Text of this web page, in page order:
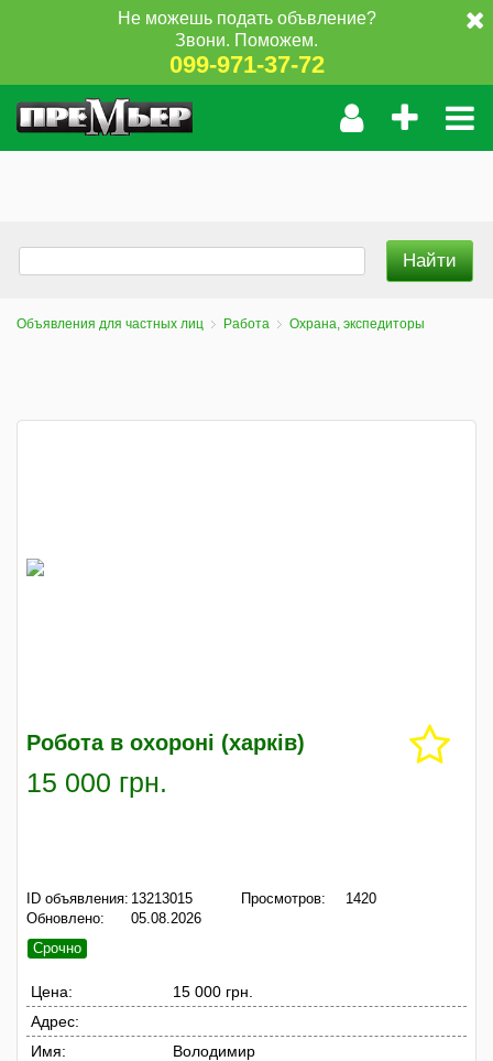
Не можешь подать объвление?
Звони. Поможем.
099-971-37-72
Объявления для частных лиц Работа Охрана, экспедиторы
Робота в охороні (харків)
15 000 грн.
ID объявления: 13213015
Обновлено:
05.08.2026
Просмотров: 1420
Срочно
Цена:
15 000 грн.
Адрес:
Имя:
Володимир